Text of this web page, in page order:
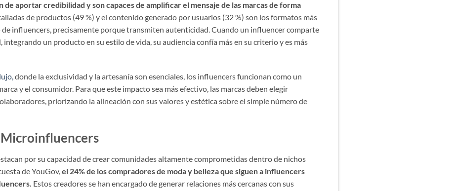
de aportar credibilidad y son capaces de amplificar el mensaje de las marcas de forma
de productos (49 %) y el contenido generado por usuarios (32 %) son los formatos más
de influencers, precisamente porque transmiten autenticidad. Cuando un influencer comparte
integrando un producto en su estilo de vida, su audiencia confía más en su criterio y es más
donde la exclusividad y la artesanía son esenciales, los influencers funcionan como un
y el consumidor. Para que este impacto sea más efectivo, las marcas deben elegir
priorizando la alineación con sus valores y estética sobre el simple número de
Microinfluencers
por su capacidad de crear comunidades altamente comprometidas dentro de nichos
de YouGov,el 24% de los compradores de moda y belleza que siguen a influencers
Estos creadores se han encargado de generar relaciones más cercanas con sus